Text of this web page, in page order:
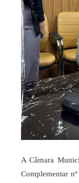
A Câmara
Complementar